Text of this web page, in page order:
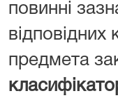
повинні
відповідних
предмета